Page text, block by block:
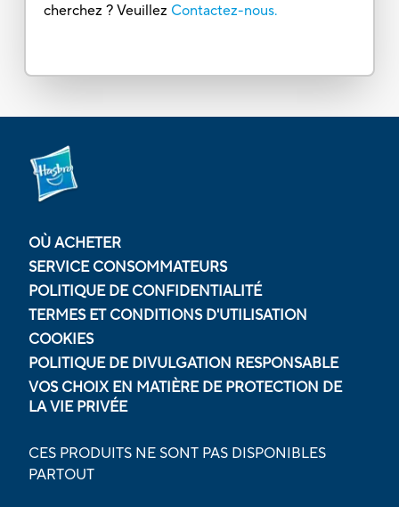
cherchez ? Veuillez Contactez-nous.
OÙ ACHETER
SERVICE CONSOMMATEURS
POLITIQUE DE CONFIDENTIALITÉ
TERMES ET CONDITIONS D'UTILISATION
COOKIES
POLITIQUE DE DIVULGATION RESPONSABLE
VOS CHOIX EN MATIÈRE DE PROTECTION DE
LA VIE PRIVÉE
CES PRODUITS NE SONT PAS DISPONIBLES
PARTOUT